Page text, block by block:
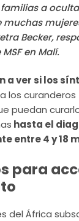
a
muchas
Becker,
en Malí.
a ver si los
los
puedan
hasta el
entre 4 y 18
para
del África